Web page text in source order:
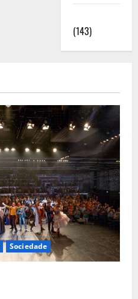
(143)
Sociedade